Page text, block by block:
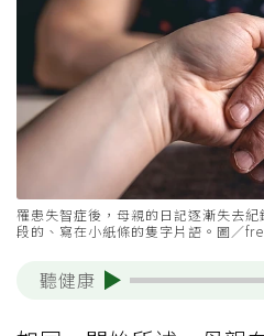
罹患失智症後，母親的日記逐漸失去
段的、寫在小紙條的隻字片語。圖／
聽健康